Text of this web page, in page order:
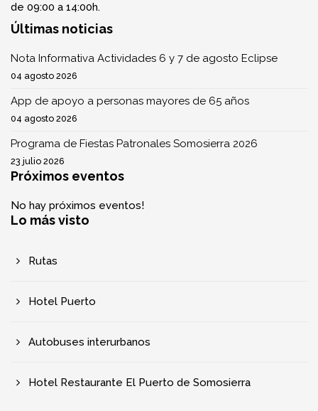
de 09:00 a 14:00h.
Últimas noticias
Nota Informativa Actividades 6 y 7 de agosto Eclipse
04 agosto 2026
App de apoyo a personas mayores de 65 años
04 agosto 2026
Programa de Fiestas Patronales Somosierra 2026
23 julio 2026
Próximos eventos
No hay próximos eventos!
Lo más visto
Rutas
Hotel Puerto
Autobuses interurbanos
Hotel Restaurante El Puerto de Somosierra